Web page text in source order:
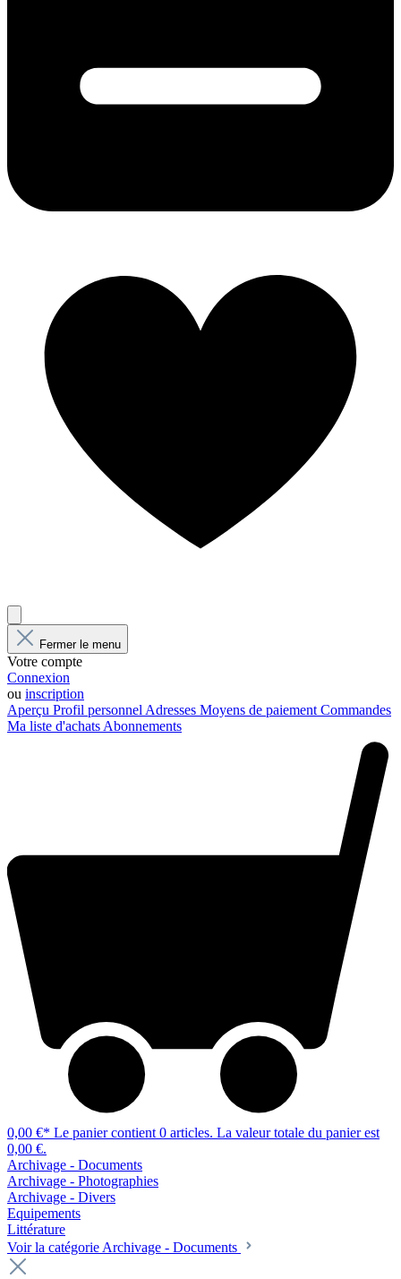
Fermer le menu
Votre compte
Connexion
ou inscription
Aperçu Profil personnel Adresses Moyens de paiement Commandes
Ma liste d'achats Abonnements
0,00 €* Le panier contient 0 articles. La valeur totale du panier est
0,00 €.
Archivage - Documents
Archivage - Photographies
Archivage - Divers
Equipements
Littérature
Voir la catégorie Archivage - Documents